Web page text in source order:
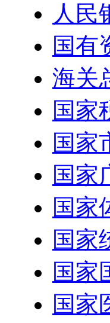
人民
国有
海关
国家
国家
国家
国家
国家
国家
国家